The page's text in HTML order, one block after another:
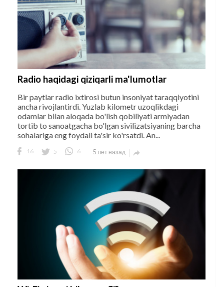
Radio haqidagi qiziqarli ma'lumotlar
Bir paytlar radio ixtirosi butun insoniyat taraqqiyotini
ancha rivojlantirdi. Yuzlab kilometr uzoqlikdagi
odamlar bilan aloqada bo'lish qobiliyati armiyadan
tortib to sanoatgacha bo'lgan sivilizatsiyaning barcha
sohalariga eng foydali ta'sir ko'rsatdi. An...
16 5 6 5 лет назад 